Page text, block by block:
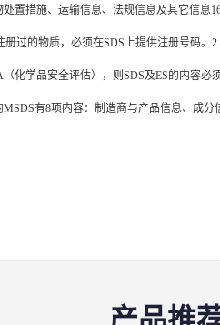
置措施、运输信息、法规信息及其它信息16
册过的物质，必须在SDS上提供注册号码。
化学品安全评估），则SDS及ES的内容
MSDS有8项内容：制造商与产品信息、成